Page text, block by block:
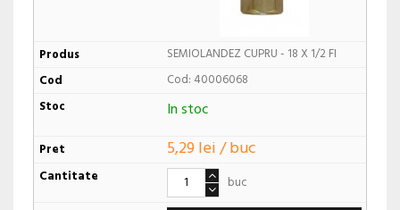
SEMIOLANDEZ CUPRU - 18 X 1/2 FI
Cod: 40006068
In stoc
5,29 lei / buc
buc